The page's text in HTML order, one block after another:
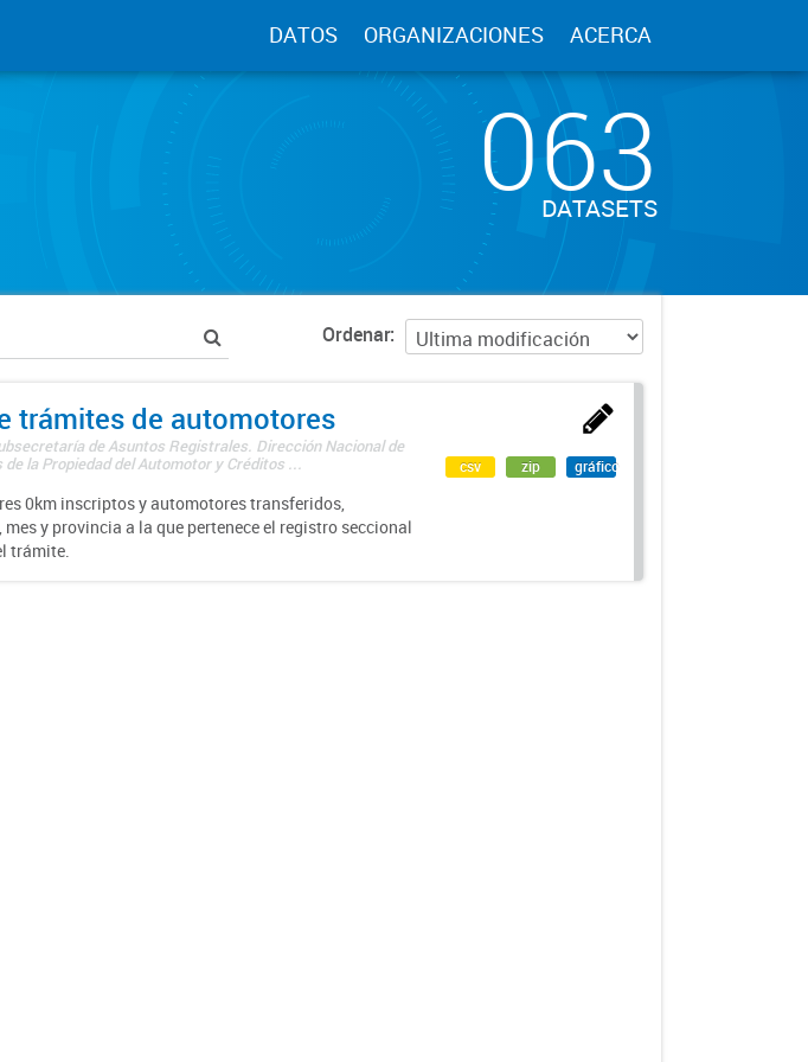
DATOS ORGANIZACIONES ACERCA
063
DATASETS
Ordenar
trámites de automotores
de Asuntos Registrales. Dirección Nacional de
la Propiedad del Automotor y Créditos ...
0km inscriptos y automotores transferidos,
y provincia a la que pertenece el registro seccional
trámite.
csv zip gráfico